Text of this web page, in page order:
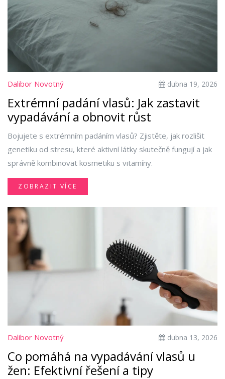
Dalibor Novotný dubna 19, 2026
Extrémní padání vlasů: Jak zastavit
vypadávání a obnovit růst
Bojujete s extrémním padáním vlasů? Zjistěte, jak rozlišit
genetiku od stresu, které aktivní látky skutečně fungují a jak
správně kombinovat kosmetiku s vitamíny.
ZOBRAZIT VÍCE
Dalibor Novotný dubna 13, 2026
Co pomáhá na vypadávání vlasů u
žen: Efektivní řešení a tipy